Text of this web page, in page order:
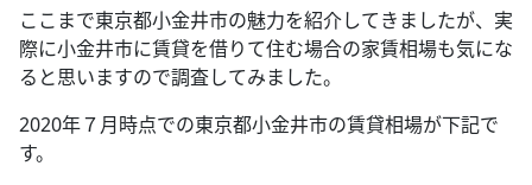
ここまで東京都小金井市の魅力を紹介してきましたが、実
際に小金井市に賃貸を借りて住む場合の家賃相場も気にな
ると思いますので調査してみました。
2020年７月時点での東京都小金井市の賃貸相場が下記で
す。